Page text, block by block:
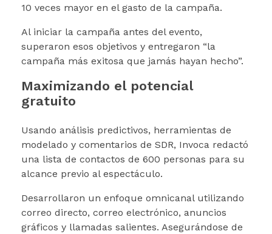
10 veces mayor en el gasto de la campaña.
Al iniciar la campaña antes del evento,
superaron esos objetivos y entregaron “la
campaña más exitosa que jamás hayan hecho”.
Maximizando el potencial
gratuito
Usando análisis predictivos, herramientas de
modelado y comentarios de SDR, Invoca redactó
una lista de contactos de 600 personas para su
alcance previo al espectáculo.
Desarrollaron un enfoque omnicanal utilizando
correo directo, correo electrónico, anuncios
gráficos y llamadas salientes. Asegurándose de